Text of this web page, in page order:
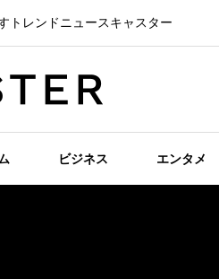
トレンドニュースキャスター
ビジネス エンタメ